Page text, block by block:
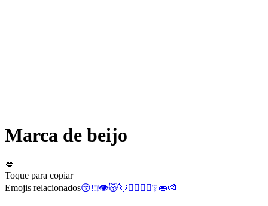
Marca de beijo
💋
Toque para copiar
Emojis relacionados😚‼️❕👁️😽💘👨‍❤️‍💋‍👨❔👄💏